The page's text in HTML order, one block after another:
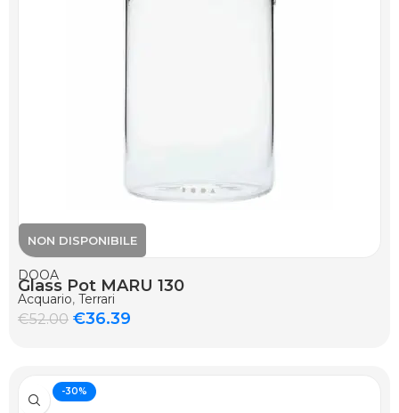
DOOA
Glass Pot MARU 130
Acquario, Terrari
€52.00 €36.39
-30%